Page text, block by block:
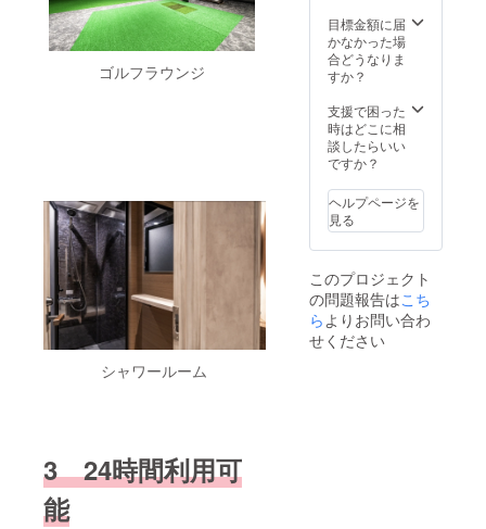
ゴルフラウンジ
シャワールーム
3 24時間利用可
能
HITA
PARK
North
概要 •
開催日
時：
日
(金)19:0
0〜（約
2時間）
所：渋
谷 DRA
エイト
マン
（東京
都渋谷
区神宮
前6丁目
20-10
意！ •
スペ
シャル
塚元気
× 豪華
ゲスト
によ
でしか
聞けな
い話” •
クロー
挨拶：
次なる
挑戦を
語りま
す 開催
挨拶 &
乾杯
（赤塚
希） •
談食タ
イム：
エイト
表が手
がける
料理と
ワイン
チーム
対抗
ゲーム
／クイ
ズ：豪
(金)19:0
0〜 ＠
渋谷
ン
（MIYA
SHITA
PARK
3F）
⸻
特別な
一夜
なたと
共に。
％5（パ
ーファ
イブ）
イトマ
ン
（MIYA
SHITA
North
3F）
⸻
特別な
を、あ
なたと
共に。
％5（パ
イブ）
の2周年
を記念
して、
日頃か
目標金額に届
かなかった場
合どうなりま
すか？
支援で困った
時はどこに相
談したらいい
ですか？
ヘルプページを
見る
このプロジェクト
の問題報告はこち
ら よりお問い合わ
せください